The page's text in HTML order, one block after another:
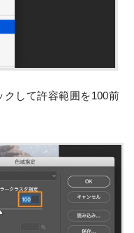
して許容範囲を100前